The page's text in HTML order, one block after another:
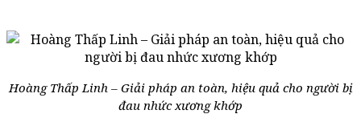
Hoàng Thấp Linh – Giải pháp an toàn, hiệu quả cho người bị
đau nhức xương khớp